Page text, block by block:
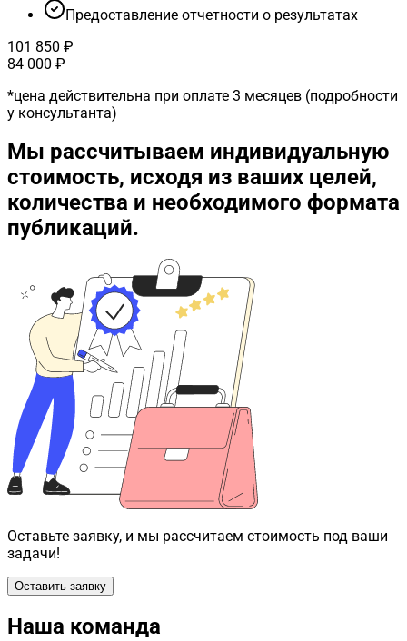
Предоставление отчетности о результатах
101 850 ₽
84 000 ₽
*цена действительна при оплате 3 месяцев (подробности
у консультанта)
Мы рассчитываем индивидуальную
стоимость, исходя из ваших целей,
количества и необходимого формата
публикаций.
Оставьте заявку, и мы рассчитаем стоимость под ваши
задачи!
Оставить заявку
Наша команда